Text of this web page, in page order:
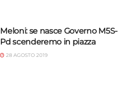
Meloni: se nasce Governo M5S-
Pd scenderemo in piazza
28 AGOSTO 2019